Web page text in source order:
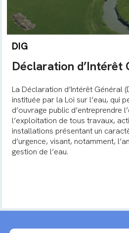
DIG
Déclaration d’Intérêt
La Déclaration d’Intérêt Général
instituée par la Loi sur l’eau, qui
d’ouvrage public d’entreprendre
l’exploitation de tous travaux,
installations présentant un
d’urgence, visant, notamment,
gestion de l’eau.